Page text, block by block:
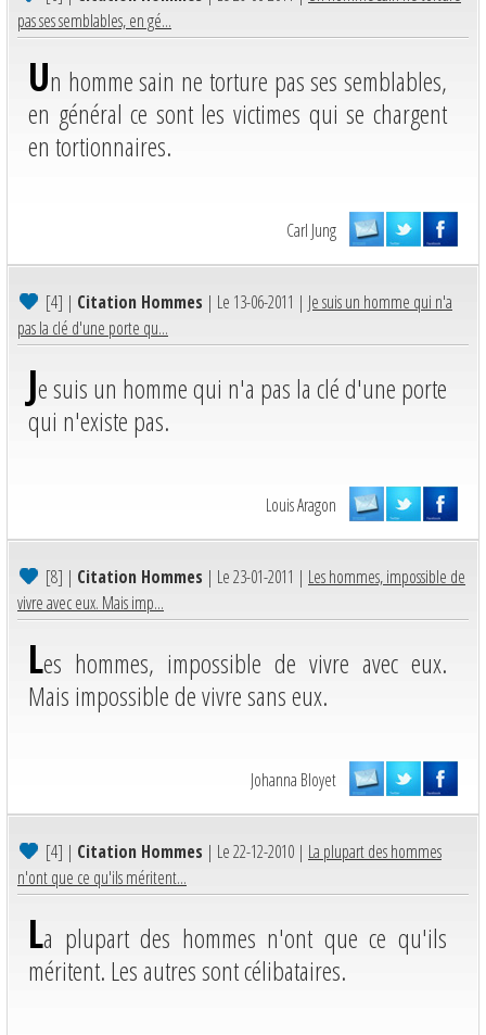
pas ses semblables, en gé...
Un homme sain ne torture pas ses semblables,
en général ce sont les victimes qui se chargent
en tortionnaires.
Carl Jung
[4] | Citation Hommes | Le 13-06-2011 | Je suis un homme qui n'a
pas la clé d'une porte qu...
Je suis un homme qui n'a pas la clé d'une porte
qui n'existe pas.
Louis Aragon
[8] | Citation Hommes | Le 23-01-2011 | Les hommes, impossible de
vivre avec eux. Mais imp...
Les hommes, impossible de vivre avec eux.
Mais impossible de vivre sans eux.
Johanna Bloyet
[4] | Citation Hommes | Le 22-12-2010 | La plupart des hommes
n'ont que ce qu'ils méritent...
La plupart des hommes n'ont que ce qu'ils
méritent. Les autres sont célibataires.